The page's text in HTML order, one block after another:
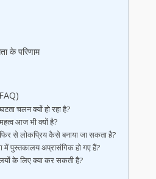
के परिणाम
चलन क्यों हो रहा है?
आज भी क्यों है?
से लोकप्रिय कैसे बनाया जा सकता है?
में पुस्तकालय अप्रासंगिक हो गए हैं?
के लिए क्या कर सकती है?